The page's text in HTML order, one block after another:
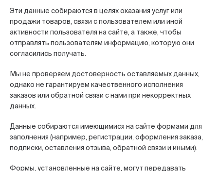
Эти данные собираются в целях оказания услуг или
продажи товаров, связи с пользователем или иной
активности пользователя на сайте, а также, чтобы
отправлять пользователям информацию, которую они
согласились получать.
Мы не проверяем достоверность оставляемых данных,
однако не гарантируем качественного исполнения
заказов или обратной связи с нами при некорректных
данных.
Данные собираются имеющимися на сайте формами для
заполнения (например, регистрации, оформления заказа,
подписки, оставления отзыва, обратной связи и иными).
Формы, установленные на сайте, могут передавать